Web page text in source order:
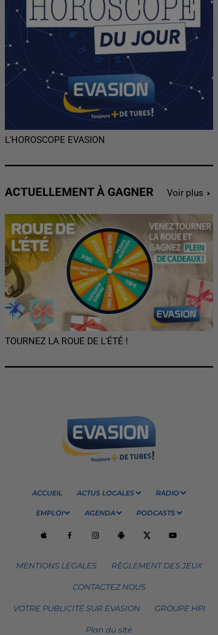
L'HOROSCOPE EVASION
ACTUELLEMENT À GAGNER Voir plus
TOURNEZ LA ROUE DE L'ÉTÉ !
ACCUEIL ACTUS LOCALES RADIO
EMPLOI AGENDA PODCASTS
MENTIONS LEGALES RÈGLEMENT DES JEUX
CONTACTEZ NOUS
VOTRE PUBLICITÉ SUR EVASION GROUPE HPI
Plan du site